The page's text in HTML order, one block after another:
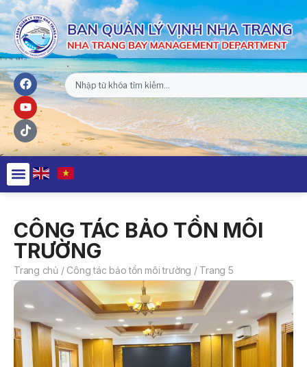
CÔNG TÁC BẢO TỒN MÔI
TRƯỜNG
Trang chủ / Công tác bảo tồn môi trường / Trang 5